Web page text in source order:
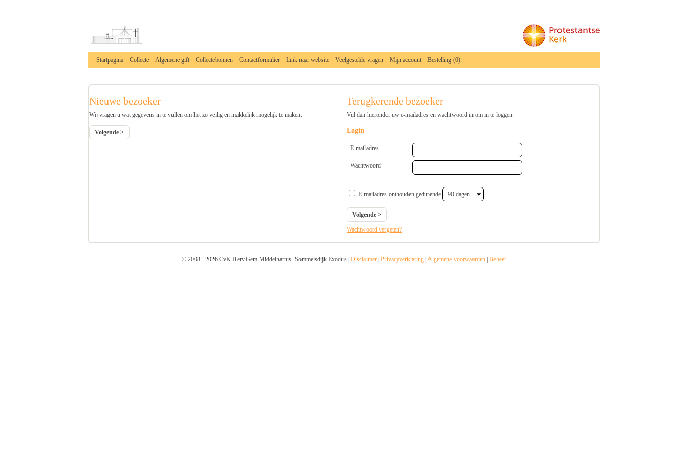
Startpagina Collecte Algemene gift Collectebonnen Contactformulier Link naar website Veelgestelde vragen Mijn account
Bestelling (0)
Nieuwe bezoeker
Wij vragen u wat gegevens in te vullen om het zo veilig en makkelijk mogelijk te maken.
Terugkerende bezoeker
Vul dan hieronder uw e-mailadres en wachtwoord in om in te loggen.
Login
E-mailadres
Wachtwoord
E-mailadres onthouden gedurende
Wachtwoord vergeten?
© 2008 - 2026 CvK.Herv.Gem.Middelharnis- Sommelsdijk Exodus | Disclaimer Privacyverklaring Algemene voorwaarden Beheer